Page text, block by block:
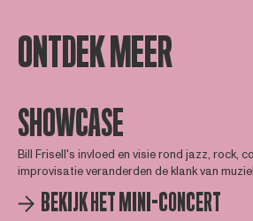
ONTDEK MEER
SHOWCASE
Bill Frisell's invloed en visie rond jazz, rock,
improvisatie veranderden de klank van
BEKIJK HET MINI-CONCERT